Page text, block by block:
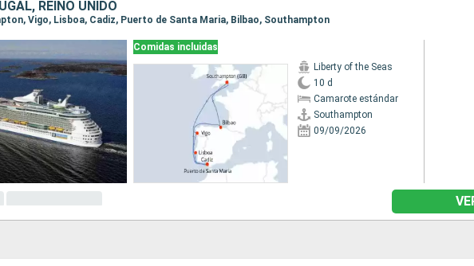
REINO UNIDO
Vigo, Lisboa, Cadiz, Puerto de Santa Maria, Bilbao, Southampton
Comidas incluidas
Liberty of the Seas
10 d
Camarote estándar
Southampton
09/09/2026